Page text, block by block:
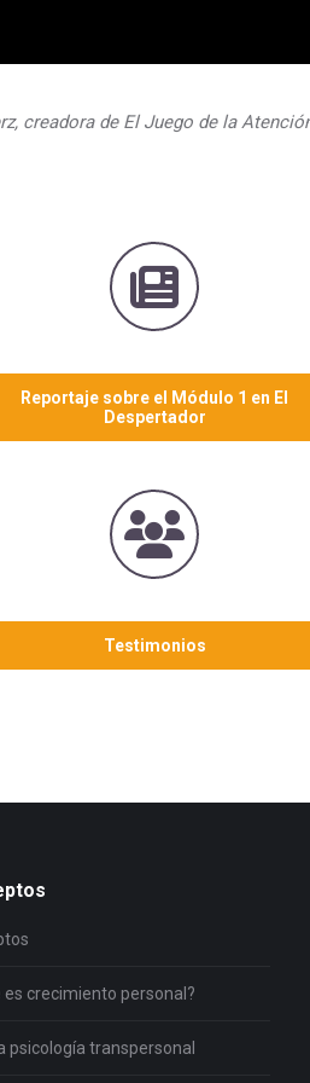
creadora de El Juego de la
Reportaje sobre el Módulo 1 en El
Despertador
Testimonios
es crecimiento personal?
psicología transpersonal